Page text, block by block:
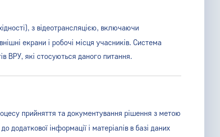
з відеотрансляцією, включаючи
екрани і робочі місця учасників. Система
ВРУ, які стосуються даного питання.
прийняття та документування рішення з метою
інформації і матеріалів в базі даних